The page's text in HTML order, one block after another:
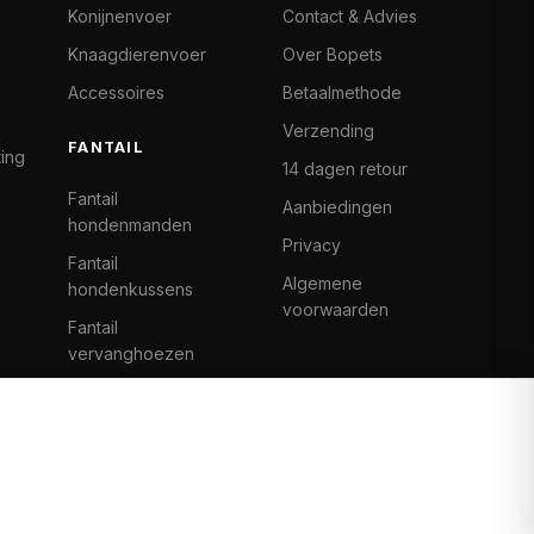
Konijnenvoer
Knaagdierenvoer
Accessoires
FANTAIL
Fantail
hondenmanden
Fantail
hondenkussens
Fantail
vervanghoezen
Contact & Advies
Over Bopets
Betaalmethode
Verzending
14 dagen retour
Aanbiedingen
Privacy
Algemene
voorwaarden